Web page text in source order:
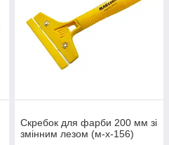
Скребок для фарби 200 мм зі
змінним лезом (м-х-156)